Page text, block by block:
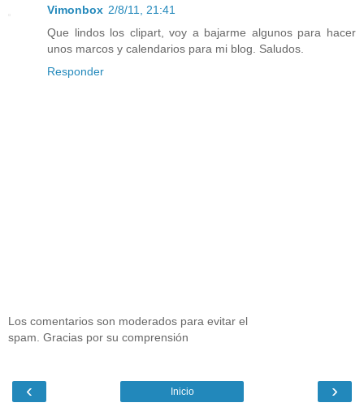
Vimonbox 2/8/11, 21:41
Que lindos los clipart, voy a bajarme algunos para hacer
unos marcos y calendarios para mi blog. Saludos.
Responder
Los comentarios son moderados para evitar el
spam. Gracias por su comprensión
‹ ›
Inicio